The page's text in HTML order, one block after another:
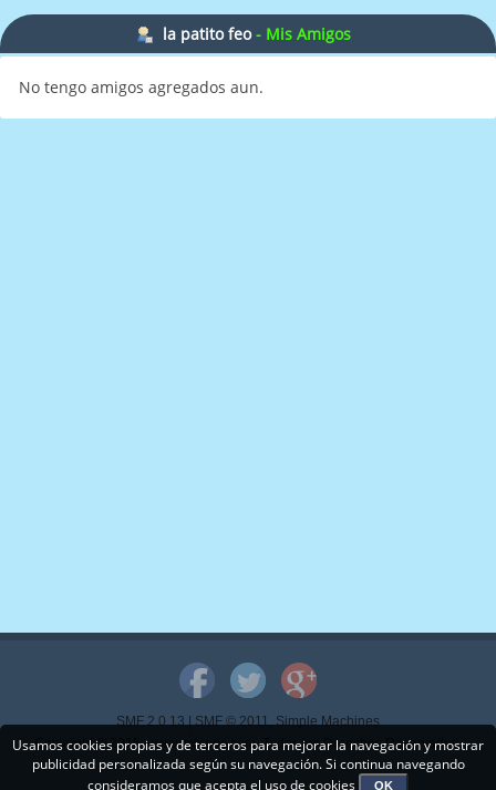
la patito feo- Mis Amigos
No tengo amigos agregados aun.
SMF 2.0.13|SMF © 2011,Simple Machines
Copyright © 2015 - www.mispps.com. Todos los Derechos Reservados.
Usamos cookies propias y de terceros para mejorar la navegación y mostrar
publicidad personalizada según su navegación. Si continua navegando
consideramos que acepta el uso de cookies
OK